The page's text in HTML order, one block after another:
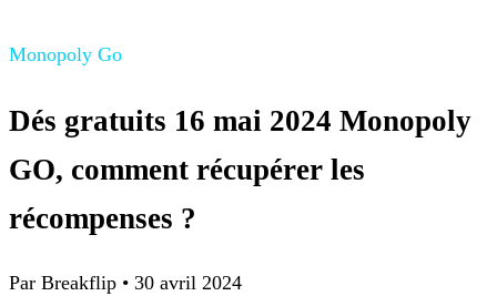
Monopoly Go
Dés gratuits 16 mai 2024 Monopoly
GO, comment récupérer les
récompenses ?
Par Breakflip • 30 avril 2024